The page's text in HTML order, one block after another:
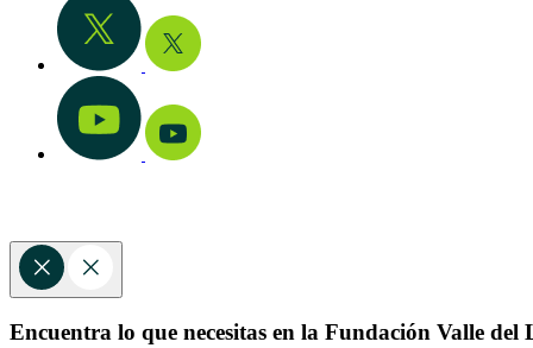
Encuentra lo que necesitas en la Fundación Valle del